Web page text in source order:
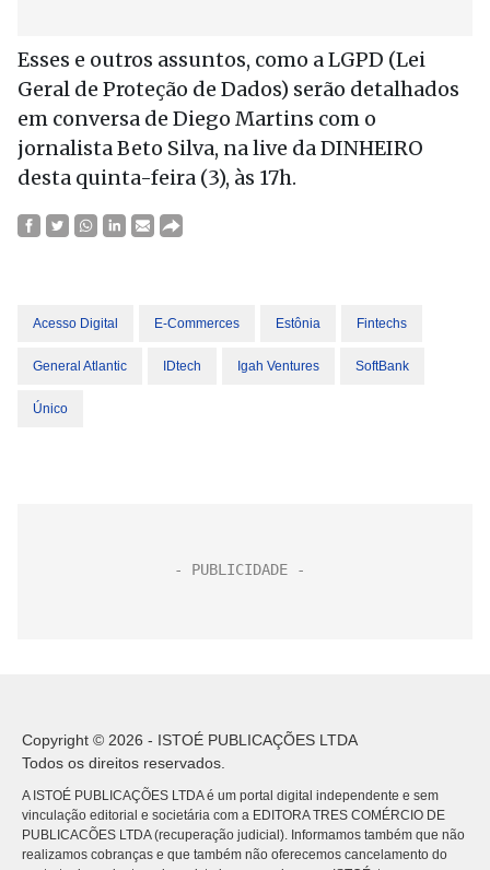
Esses e outros assuntos, como a LGPD (Lei
Geral de Proteção de Dados) serão detalhados
em conversa de Diego Martins com o
jornalista Beto Silva, na live da DINHEIRO
desta quinta-feira (3), às 17h.
Acesso Digital E-Commerces Estônia Fintechs
General Atlantic IDtech Igah Ventures SoftBank
Único
Copyright © 2026 - ISTOÉ PUBLICAÇÕES LTDA
Todos os direitos reservados.
A ISTOÉ PUBLICAÇÕES LTDA é um portal digital independente e sem
vinculação editorial e societária com a EDITORA TRES COMÉRCIO DE
PUBLICACÕES LTDA (recuperação judicial). Informamos também que não
realizamos cobranças e que também não oferecemos cancelamento do